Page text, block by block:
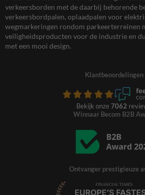
verkeersborden met de daarbij behorende
verkeersbordpalen, oplaadpalen voor
wegmarkeringen rondom parkeerterreinen
veiligheidsproducten voor de industrie en
met een mooi design.
Klantbeoordelingen
Bekijk onze 7062
Winnaar Becom B2B
Ontvanger prestigieuze